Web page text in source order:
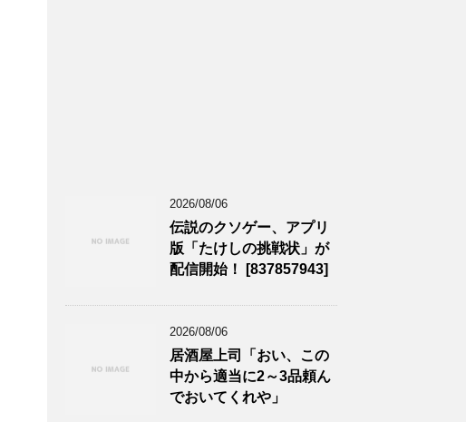
2026/08/06
伝説のクソゲー、アプリ
版「たけしの挑戦状」が
配信開始！ [837857943]
2026/08/06
居酒屋上司「おい、この
中から適当に2～3品頼ん
でおいてくれや」